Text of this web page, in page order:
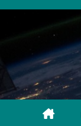
Skip